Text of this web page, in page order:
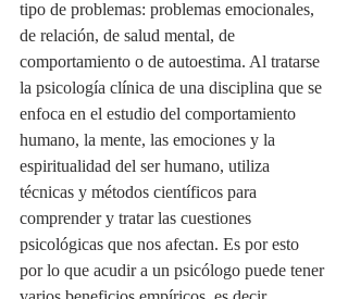
tipo de problemas: problemas emocionales,
de relación, de salud mental, de
comportamiento o de autoestima. Al tratarse
la psicología clínica de una disciplina que se
enfoca en el estudio del comportamiento
humano, la mente, las emociones y la
espiritualidad del ser humano, utiliza
técnicas y métodos científicos para
comprender y tratar las cuestiones
psicológicas que nos afectan. Es por esto
por lo que acudir a un psicólogo puede tener